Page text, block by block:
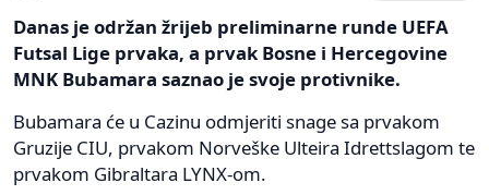
Danas je održan žrijeb preliminarne runde UEFA
Futsal Lige prvaka, a prvak Bosne i Hercegovine
MNK Bubamara saznao je svoje protivnike.
Bubamara će u Cazinu odmjeriti snage sa prvakom
Gruzije CIU, prvakom Norveške Ulteira Idrettslagom te
prvakom Gibraltara LYNX-om.